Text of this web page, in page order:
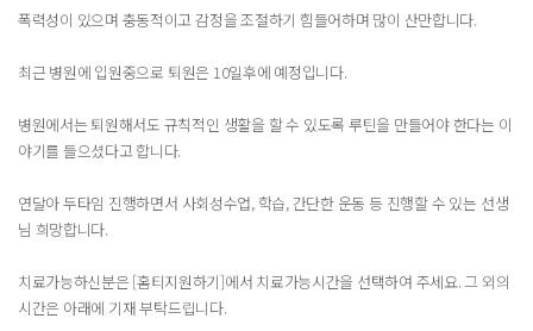
폭력성이 있으며 충동적이고 감정을 조절하기 힘들어하며 많이 산만합니다.
최근 병원에 입원중으로 퇴원은 10일후에 예정입니다.
병원에서는 퇴원해서도 규칙적인 생활을 할 수 있도록 루틴을 만들어야 한다는 이
야기를 들으셨다고 합니다.
연달아 두타임 진행하면서 사회성수업, 학습, 간단한 운동 등 진행할 수 있는 선생
님 희망합니다.
치료가능하신분은 [홈티지원하기]에서 치료가능시간을 선택하여 주세요. 그 외의
시간은 아래에 기재 부탁드립니다.